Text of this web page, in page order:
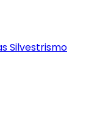
Silvestrismo